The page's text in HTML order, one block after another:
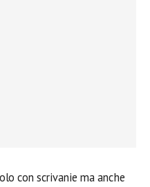
con scrivanie ma anche